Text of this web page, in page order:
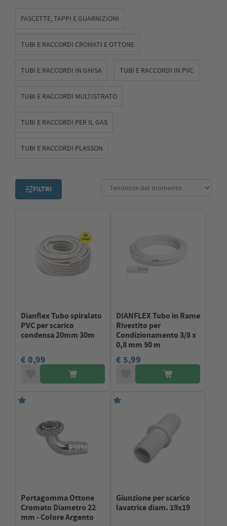
FASCETTE, TAPPI E GUARNIZIONI
TUBI E RACCORDI CROMATI E OTTONE
TUBI E RACCORDI IN GHISA TUBI E RACCORDI IN PVC
TUBI E RACCORDI MULTISTRATO
TUBI E RACCORDI PER IL GAS
TUBI E RACCORDI PLASSON
FILTRI
Dianflex Tubo spiralato
PVC per scarico
condensa 20mm 30m
€ 0,99
DIANFLEX Tubo in Rame
Rivestito per
Condizionamento 3/8 x
0,8 mm 50 m
€ 5,99
Portagomma Ottone
Cromato Diametro 22
mm - Colore Argento
Giunzione per scarico
lavatrice diam. 19x19